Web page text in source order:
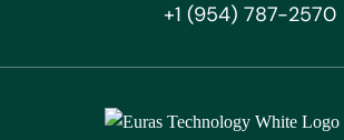
+1 (954) 787-2570